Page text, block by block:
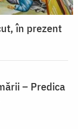
în prezent
– Predica